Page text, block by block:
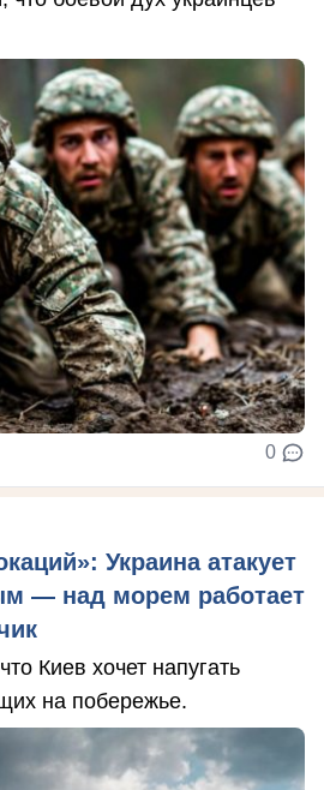
0
Украина атакует
— над морем работает
Киев хочет напугать
на побережье.